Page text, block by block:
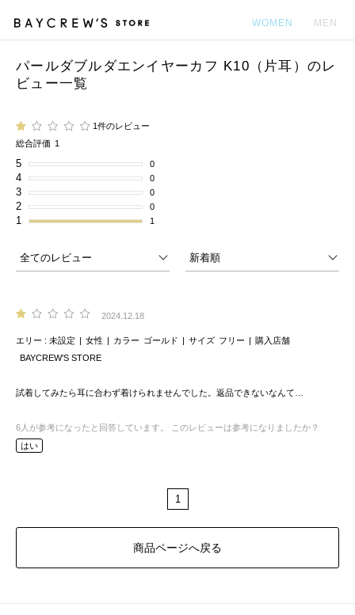
WOMEN MEN
パールダブルダエンイヤーカフ K10（片耳）のレ
ビュー一覧
1件のレビュー
総合評価 1
5 0
4 0
3 0
2 0
1 1
2024.12.18
エリー 未設定 女性 カラー ゴールド サイズ フリー
購入店舗
BAYCREW’S STORE
試着してみたら耳に合わず着けられませんでした。返品できないなんて…
6 人が参考になったと回答しています。
このレビューは参考になりましたか？
はい
1
商品ページへ戻る